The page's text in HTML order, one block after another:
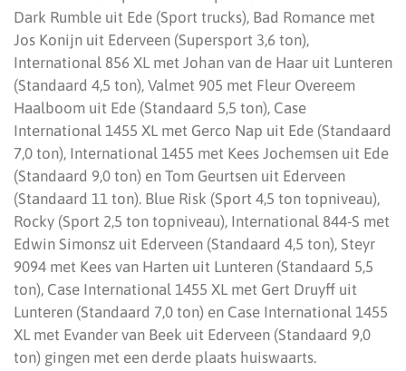
Dark Rumble uit Ede (Sport trucks), Bad Romance met
Jos Konijn uit Ederveen (Supersport 3,6 ton),
International 856 XL met Johan van de Haar uit Lunteren
(Standaard 4,5 ton), Valmet 905 met Fleur Overeem
Haalboom uit Ede (Standaard 5,5 ton), Case
International 1455 XL met Gerco Nap uit Ede (Standaard
7,0 ton), International 1455 met Kees Jochemsen uit Ede
(Standaard 9,0 ton) en Tom Geurtsen uit Ederveen
(Standaard 11 ton). Blue Risk (Sport 4,5 ton topniveau),
Rocky (Sport 2,5 ton topniveau), International 844-S met
Edwin Simonsz uit Ederveen (Standaard 4,5 ton), Steyr
9094 met Kees van Harten uit Lunteren (Standaard 5,5
ton), Case International 1455 XL met Gert Druyff uit
Lunteren (Standaard 7,0 ton) en Case International 1455
XL met Evander van Beek uit Ederveen (Standaard 9,0
ton) gingen met een derde plaats huiswaarts.